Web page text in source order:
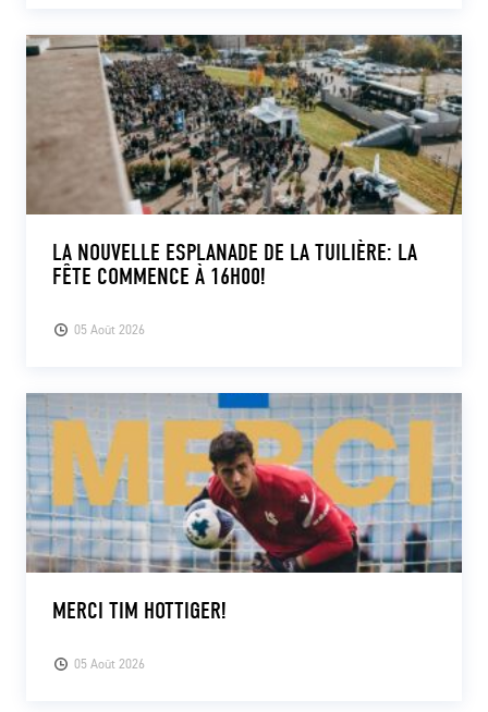
PRESSE ET MEDIAS
05 Août 2026
LA NOUVELLE ESPLANADE DE LA TUILIÈRE: LA
FÊTE COMMENCE À 16H00!
05 Août 2026
MERCI TIM HOTTIGER!